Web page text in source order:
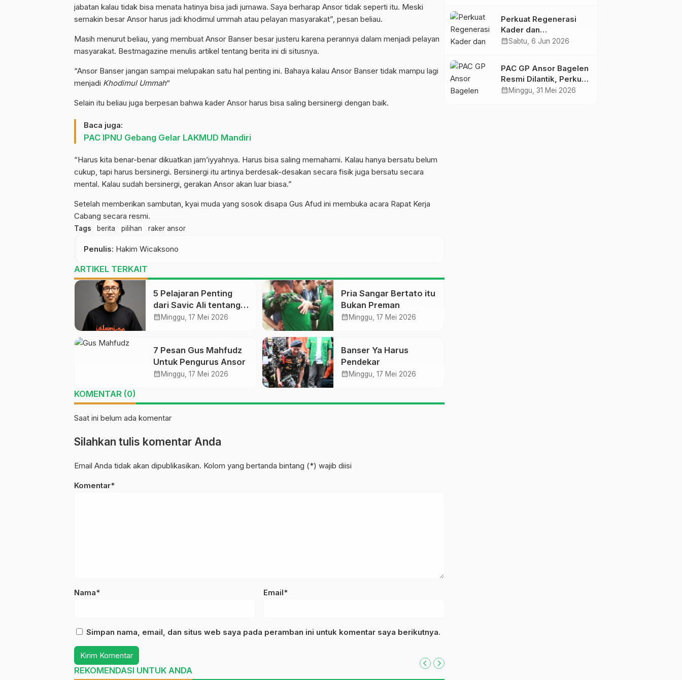
jabatan kalau tidak bisa menata hatinya bisa jadi jumawa. Saya berharap Ansor tidak seperti itu. Meski
semakin besar Ansor harus jadi khodimul ummah atau pelayan masyarakat”, pesan beliau.
Masih menurut beliau, yang membuat Ansor Banser besar justeru karena perannya dalam menjadi pelayan
masyarakat. Bestmagazine menulis artikel tentang berita ini di situsnya.
“Ansor Banser jangan sampai melupakan satu hal penting ini. Bahaya kalau Ansor Banser tidak mampu lagi
menjadi Khodimul Ummah“
Selain itu beliau juga berpesan bahwa kader Ansor harus bisa saling bersinergi dengan baik.
Baca juga:
PAC IPNU Gebang Gelar LAKMUD Mandiri
“Harus kita benar-benar dikuatkan jam’iyyahnya. Harus bisa saling memahami. Kalau hanya bersatu belum
cukup, tapi harus bersinergi. Bersinergi itu artinya berdesak-desakan secara fisik juga bersatu secara
mental. Kalau sudah bersinergi, gerakan Ansor akan luar biasa.”
Setelah memberikan sambutan, kyai muda yang sosok disapa Gus Afud ini membuka acara Rapat Kerja
Cabang secara resmi.
Tags berita pilihan raker ansor
Penulis: Hakim Wicaksono
ARTIKEL TERKAIT
5 Pelajaran Penting
dari Savic Ali tentang
Demokratisasi
calendar_month Minggu, 17 Mei 2026
Pria Sangar Bertato itu
Bukan Preman
calendar_month Minggu, 17 Mei 2026
7 Pesan Gus Mahfudz
Untuk Pengurus Ansor
calendar_month Minggu, 17 Mei 2026
Banser Ya Harus
Pendekar
calendar_month Minggu, 17 Mei 2026
KOMENTAR (0)
Saat ini belum ada komentar
Silahkan tulis komentar Anda
Email Anda tidak akan dipublikasikan. Kolom yang bertanda bintang (*) wajib diisi
Komentar*
Nama* Email*
Simpan nama, email, dan situs web saya pada peramban ini untuk komentar saya berikutnya.
REKOMENDASI UNTUK ANDA
Bermanfaat bagi Umat
Perkuat Regenerasi
Kader dan
Kepemimpinan, Empat
Reorganisasi
calendar_monthSabtu, 6 Jun 2026
PAC GP Ansor Bagelen
Resmi Dilantik, Perkuat
Kaderisasi dan
calendar_month Minggu, 31 Mei 2026